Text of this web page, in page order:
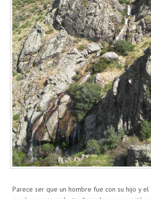
Parece ser que un hombre fue con su hijo y